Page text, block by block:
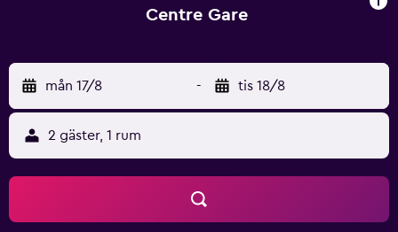
kan fås på begäran. Städning sker dagligen. En
Centre Gare
mån 17/8 - tis 18/8
2 gäster, 1 rum